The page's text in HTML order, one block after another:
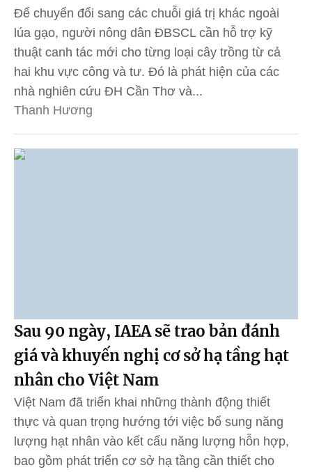
Để chuyển đổi sang các chuỗi giá trị khác ngoài
lúa gạo, người nông dân ĐBSCL cần hỗ trợ kỹ
thuật canh tác mới cho từng loại cây trồng từ cả
hai khu vực công và tư. Đó là phát hiện của các
nhà nghiên cứu ĐH Cần Thơ và...
Thanh Hương
Sau 90 ngày, IAEA sẽ trao bản đánh
giá và khuyến nghị cơ sở hạ tầng hạt
nhân cho Việt Nam
Việt Nam đã triển khai những thành động thiết
thực và quan trọng hướng tới việc bổ sung năng
lượng hạt nhân vào kết cấu năng lượng hỗn hợp,
bao gồm phát triển cơ sở hạ tầng cần thiết cho